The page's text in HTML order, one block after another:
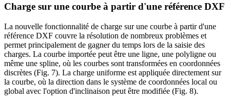
Charge sur une courbe à partir d'une référence DXF
La nouvelle fonctionnalité de charge sur une courbe à partir d'une
référence DXF couvre la résolution de nombreux problèmes et
permet principalement de gagner du temps lors de la saisie des
charges. La courbe importée peut être une ligne, une polyligne ou
même une spline, où les courbes sont transformées en coordonnées
discrètes (Fig. 7). La charge uniforme est appliquée directement sur
la courbe, où la direction dans le système de coordonnées local ou
global avec l'option d'inclinaison peut être modifiée (Fig. 8).